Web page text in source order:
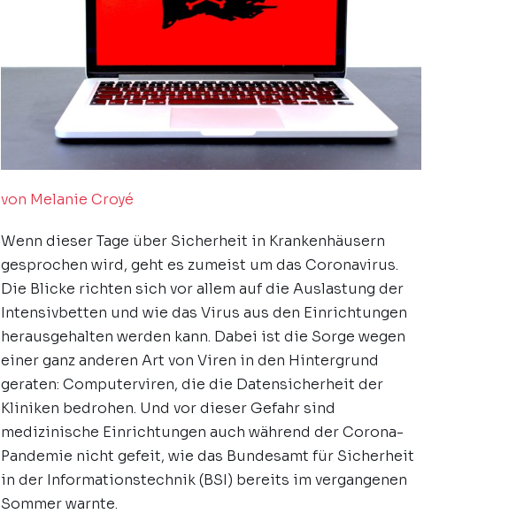
von Melanie Croyé
Wenn dieser Tage über Sicherheit in Krankenhäusern
gesprochen wird, geht es zumeist um das Coronavirus.
Die Blicke richten sich vor allem auf die Auslastung der
Intensivbetten und wie das Virus aus den Einrichtungen
herausgehalten werden kann. Dabei ist die Sorge wegen
einer ganz anderen Art von Viren in den Hintergrund
geraten: Computerviren, die die Datensicherheit der
Kliniken bedrohen. Und vor dieser Gefahr sind
medizinische Einrichtungen auch während der Corona-
Pandemie nicht gefeit, wie das Bundesamt für Sicherheit
in der Informationstechnik (BSI) bereits im vergangenen
Sommer warnte.